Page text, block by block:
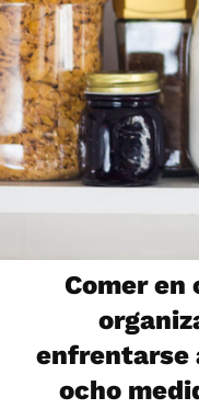
Comer en
enfrentarse
ocho